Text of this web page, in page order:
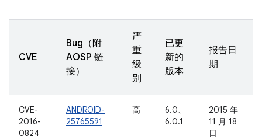
CVE
Bug（附
AOSP 链
接）
严
重
级
别
已更
新的
版本
报告日
期
CVE-
2016-
0824
ANDROID-
25765591
高
6.0、
6.0.1
2015 年
11 月 18
日